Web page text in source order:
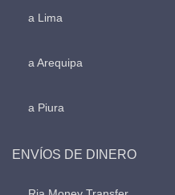
a Lima
a Arequipa
a Piura
ENVÍOS DE DINERO